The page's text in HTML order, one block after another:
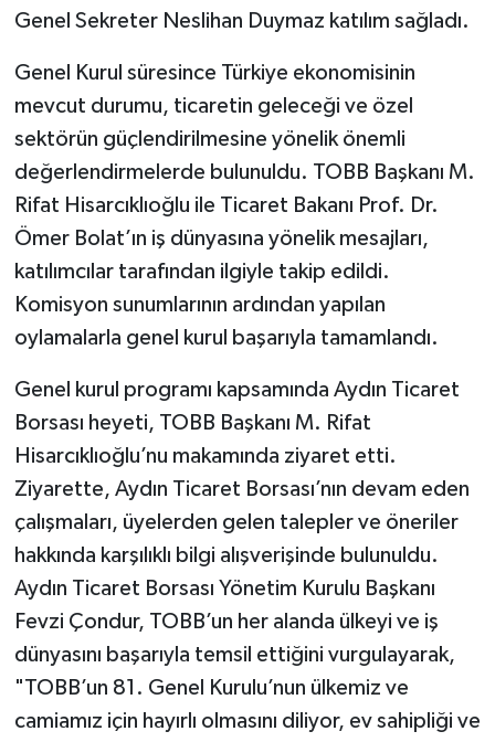
Genel Sekreter Neslihan Duymaz katılım sağladı.
Genel Kurul süresince Türkiye ekonomisinin
mevcut durumu, ticaretin geleceği ve özel
sektörün güçlendirilmesine yönelik önemli
değerlendirmelerde bulunuldu. TOBB Başkanı M.
Rifat Hisarcıklıoğlu ile Ticaret Bakanı Prof. Dr.
Ömer Bolat’ın iş dünyasına yönelik mesajları,
katılımcılar tarafından ilgiyle takip edildi.
Komisyon sunumlarının ardından yapılan
oylamalarla genel kurul başarıyla tamamlandı.
Genel kurul programı kapsamında Aydın Ticaret
Borsası heyeti, TOBB Başkanı M. Rifat
Hisarcıklıoğlu’nu makamında ziyaret etti.
Ziyarette, Aydın Ticaret Borsası’nın devam eden
çalışmaları, üyelerden gelen talepler ve öneriler
hakkında karşılıklı bilgi alışverişinde bulunuldu.
Aydın Ticaret Borsası Yönetim Kurulu Başkanı
Fevzi Çondur, TOBB’un her alanda ülkeyi ve iş
dünyasını başarıyla temsil ettiğini vurgulayarak,
"TOBB’un 81. Genel Kurulu’nun ülkemiz ve
camiamız için hayırlı olmasını diliyor, ev sahipliği ve